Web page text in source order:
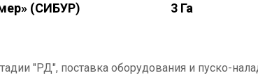
(СИБУР) 3 Га
"РД", поставка оборудования и пуско-